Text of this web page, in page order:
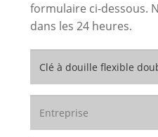
formulaire ci-dessous.
dans les 24 heures.